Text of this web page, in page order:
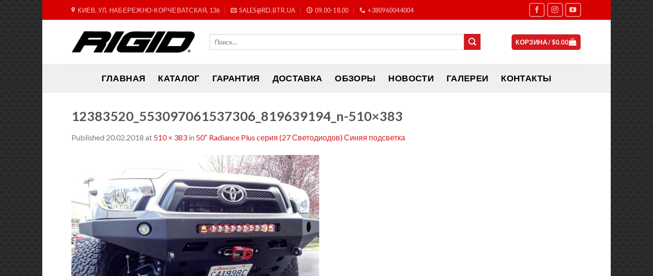
to
КИЕВ, УЛ. НАБЕРЕЖНО-КОРЧЕВАТСКАЯ, 136 SALES@RD.BTR.UA 09.00-18.00 +380960044004
КОРЗИНА /$0.00
ГЛАВНАЯ КАТАЛОГ ГАРАНТИЯ ДОСТАВКА ОБЗОРЫ НОВОСТИ ГАЛЕРЕИ КОНТАКТЫ
12383520_553097061537306_819639194_n-510×383
Published 20.02.2018 at 510 × 383 in 50″ Radiance Plus cерия (27 Светодиодов) Синяя подсветка